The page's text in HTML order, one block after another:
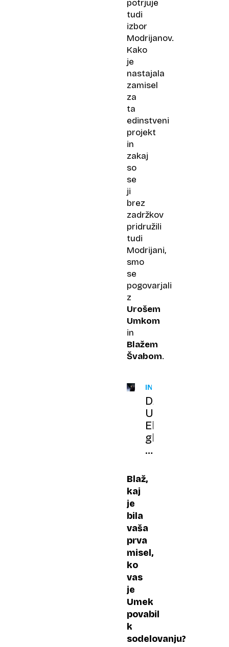
potrjuje
tudi
izbor
Modrijanov.
Kako
je
nastajala
zamisel
za
ta
edinstveni
projekt
in
zakaj
so
se
ji
brez
zadržkov
pridružili
tudi
Modrijani,
smo
se
pogovarjali
z
Urošem
Umkom
in
Blažem
Švabom.
INTERVJU
DJ
Umek:
Elektronska
glasba
je
v
dobo
se
je
v
rep
Blaž,
kaj
je
bila
vaša
prva
misel,
ko
vas
je
Umek
povabil
k
sodelovanju?